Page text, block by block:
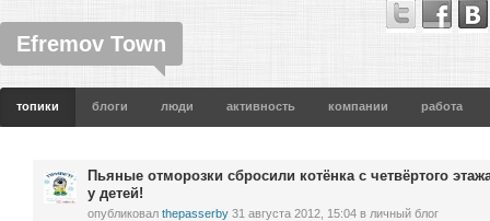
Efremov Town
топики блоги люди активность компании работа
Пьяные отморозки сбросили котёнка с четвёртого
у детей!
опубликовал thepasserby 31 августа 2012, 15:04 в личный блог